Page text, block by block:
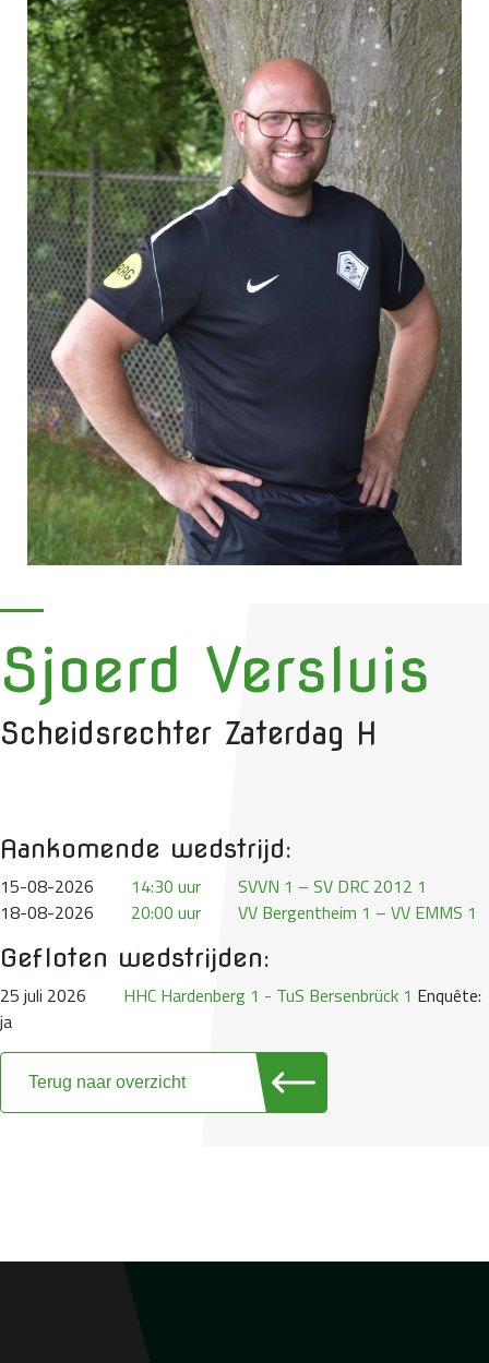
Sjoerd Versluis
Scheidsrechter Zaterdag H
Aankomende wedstrijd:
15-08-2026 14:30 uur
SVVN 1 – SV DRC 2012 1
18-08-2026
20:00 uur VV Bergentheim 1 – VV EMMS 1
Gefloten wedstrijden:
25 juli 2026 HHC Hardenberg 1 - TuS Bersenbrück 1 Enquête:
ja
Terug naar overzicht